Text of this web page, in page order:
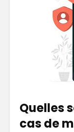
Quelles
cas de